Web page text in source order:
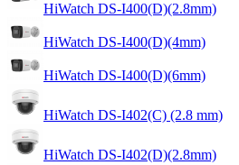
HiWatch DS-I400(D)(2.8mm)
HiWatch DS-I400(D)(4mm)
HiWatch DS-I400(D)(6mm)
HiWatch DS-I402(C) (2.8 mm)
HiWatch DS-I402(D)(2.8mm)